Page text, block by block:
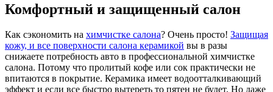
Комфортный и защищенный салон
Как сэкономить на химчистке салона? Очень просто! Защищая
кожу, и все поверхности салона керамикой вы в разы
снижаете потребность авто в профессиональной химчистке
салона. Потому что пролитый кофе или сок практически не
впитаются в покрытие. Керамика имеет водоотталкивающий
эффект и если все быстро вытереть то пятен не будет. Но даже